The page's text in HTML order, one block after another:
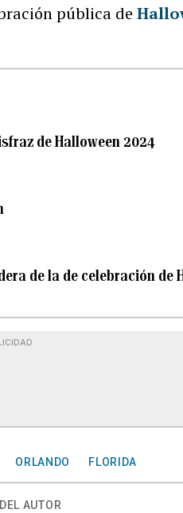
pública de
de Halloween 2024
de la de celebración de
ORLANDO FLORIDA
AUTOR